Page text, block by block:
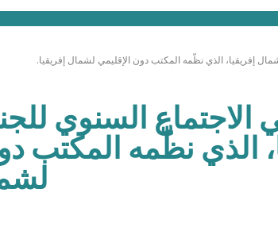
إفريقيا، الذي نظّمه المكتب دون الإقليمي لشمال إفريقيا.
السنوي
الذي نظّمه المكتب